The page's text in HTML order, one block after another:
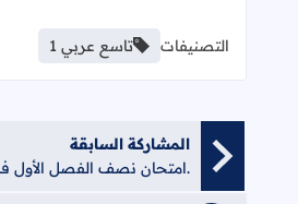
التصنيفات تاسع عربي 1
المشاركة السابقة
.امتحان نصف الفصل الأول